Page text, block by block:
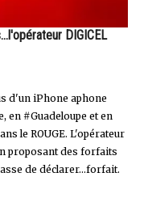
DIGICEL
d'un iPhone aphone
en #Guadeloupe et en
le ROUGE. L'opérateur
proposant des forfaits
de déclarer...forfait.